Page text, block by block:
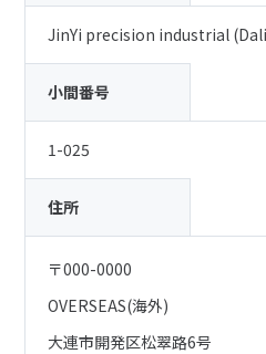
JinYi precision industrial
小間番号
1-025
住所
〒000-0000
OVERSEAS(海外)
大連市開発区松翠路6号